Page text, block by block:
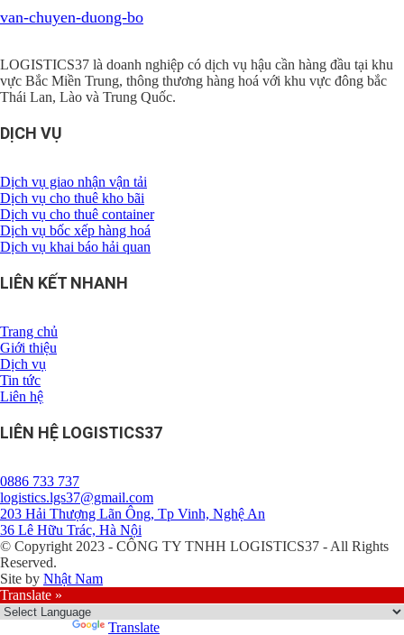
van-chuyen-duong-bo
LOGISTICS37 là doanh nghiệp có dịch vụ hậu cần hàng đầu tại khu
vực Bắc Miền Trung, thông thương hàng hoá với khu vực đông bắc
Thái Lan, Lào và Trung Quốc.
DỊCH VỤ
Dịch vụ giao nhận vận tải
Dịch vụ cho thuê kho bãi
Dịch vụ cho thuê container
Dịch vụ bốc xếp hàng hoá
Dịch vụ khai báo hải quan
LIÊN KẾT NHANH
Trang chủ
Giới thiệu
Dịch vụ
Tin tức
Liên hệ
LIÊN HỆ LOGISTICS37
0886 733 737
logistics.lgs37@gmail.com
203 Hải Thượng Lãn Ông, Tp Vinh, Nghệ An
36 Lê Hữu Trác, Hà Nội
© Copyright 2023 - CÔNG TY TNHH LOGISTICS37 - All Rights
Reserved.
Site by Nhật Nam
Translate »
Translate